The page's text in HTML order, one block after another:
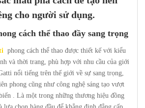
cho người sử dụng.
cách thể thao đầy sang trọng
phong cách thể thao được thiết kế với kiểu
và thời trang, phù hợp với nhu cầu của giới
nổi tiếng trên thế giới về sự sang trọng,
phong cũng như công nghệ sáng tạo vượt
. Là một trong những thương hiệu đồng